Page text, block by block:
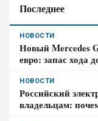
Последнее
НОВОСТИ
Новый Mercedes
евро: запас хода
НОВОСТИ
Российский
владельцам: